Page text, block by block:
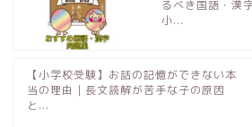
るべき国語・漢
小...
【小学校受験】お話の記憶ができない本
当の理由｜長文読解が苦手な子の原因
と...